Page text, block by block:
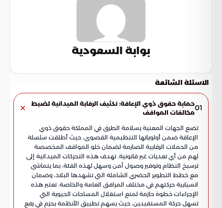
بوابة السعودية
الاسئلة الشائعة
01حماية حقوق ذوي الإعاقة: تكثيف الرقابة الميدانية لضبط
مخالفات المواقف
تضع الجهات المعنية بسلامة الطرق في المملكة حقوق ذوي
الإعاقة ضمن أولوياتها التنظيمية القصوى، حيث أطلقت سلسلة
من الحملات الرقابية الصارمة لضمان خلو المواقف المخصصة
لهم من أي تعديات غير قانونية. تهدف هذه التحركات الميدانية إلى
ترسيخ النظام وتوفير وصول آمن وسهل لهذه الفئة، بما يتماشى
مع خطط التطوير الحضري الشاملة التي تشهدها البلاد، وضمان
انسيابية حركتهم في مختلف المرافق العامة والخاصة. تعتبر هذه
الإجراءات خطوة حازمة لمنع استغلال المساحات الحيوية التي
تسهل حركة المستفيدين، حيث يسهم تطبيق الأنظمة بحزم في رفع